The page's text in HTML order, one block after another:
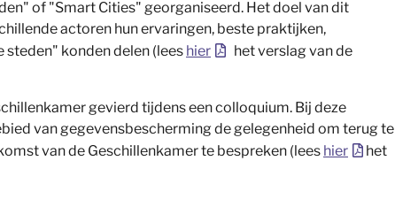
of "Smart Cities" georganiseerd. Het doel van dit
actoren hun ervaringen, beste praktijken,
konden delen (lees hier
het verslag van de
gevierd tijdens een colloquium. Bij deze
van gegevensbescherming de gelegenheid om terug te
van de Geschillenkamer te bespreken (lees hier
het